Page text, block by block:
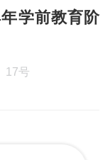
学前教育阶
17号